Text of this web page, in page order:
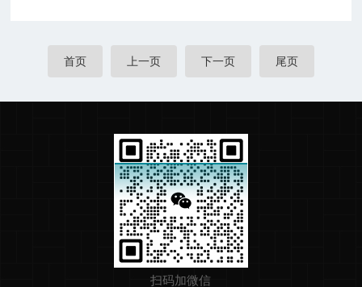
首页 上一页 下一页 尾页
扫码加微信